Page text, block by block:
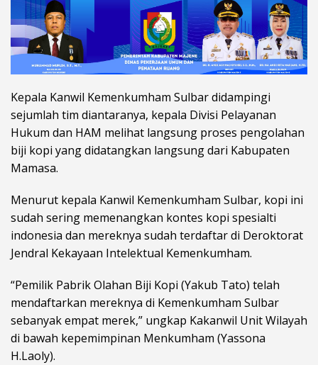
Kepala Kanwil Kemenkumham Sulbar didampingi
sejumlah tim diantaranya, kepala Divisi Pelayanan
Hukum dan HAM melihat langsung proses pengolahan
biji kopi yang didatangkan langsung dari Kabupaten
Mamasa.
Menurut kepala Kanwil Kemenkumham Sulbar, kopi ini
sudah sering memenangkan kontes kopi spesialti
indonesia dan mereknya sudah terdaftar di Deroktorat
Jendral Kekayaan Intelektual Kemenkumham.
“Pemilik Pabrik Olahan Biji Kopi (Yakub Tato) telah
mendaftarkan mereknya di Kemenkumham Sulbar
sebanyak empat merek,” ungkap Kakanwil Unit Wilayah
di bawah kepemimpinan Menkumham (Yassona
H.Laoly).